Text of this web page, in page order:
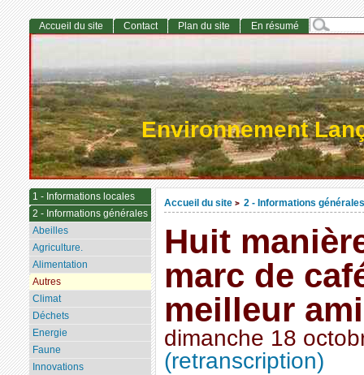
Environnement
Accueil du site > 2 - Informations générales
Huit
marc de
meilleur ami
dimanche 18
(retranscription)
Accueil du site Contact Plan du site En résumé
1 - Informations locales
2 - Informations générales
Abeilles
Agriculture.
Alimentation
Autres
Climat
Déchets
Energie
Faune
Innovations